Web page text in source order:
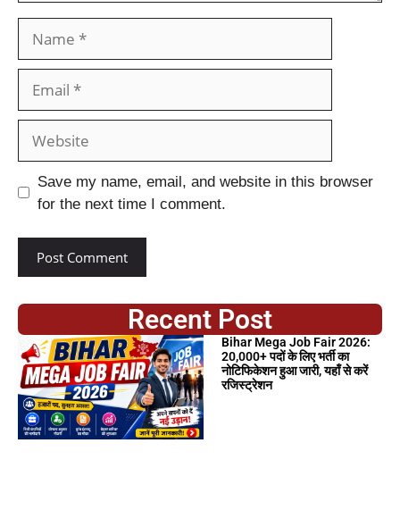
Save my name, email, and website in this browser
for the next time I comment.
Recent Post
Bihar Mega Job Fair 2026:
20,000+ पदों के लिए भर्ती का
नोटिफिकेशन हुआ जारी, यहाँ से करें
रजिस्ट्रेशन